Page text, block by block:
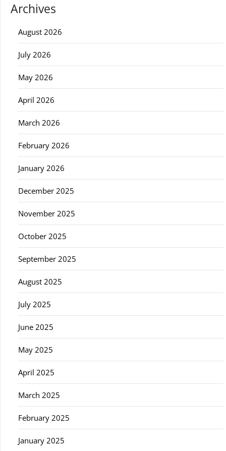
Archives
August 2026
July 2026
May 2026
April 2026
March 2026
February 2026
January 2026
December 2025
November 2025
October 2025
September 2025
August 2025
July 2025
June 2025
May 2025
April 2025
March 2025
February 2025
January 2025